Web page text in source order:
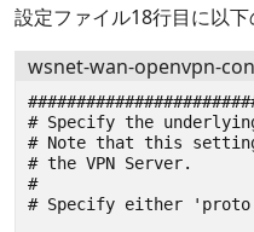
設定ファイル18行目に以下
wsnet-wan-openvpn-